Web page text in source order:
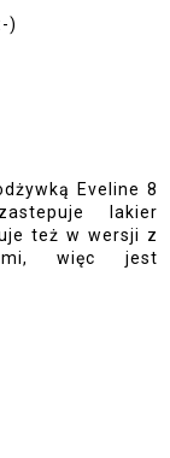
)
Eveline 8
lakier
też w wersji z
więc jest